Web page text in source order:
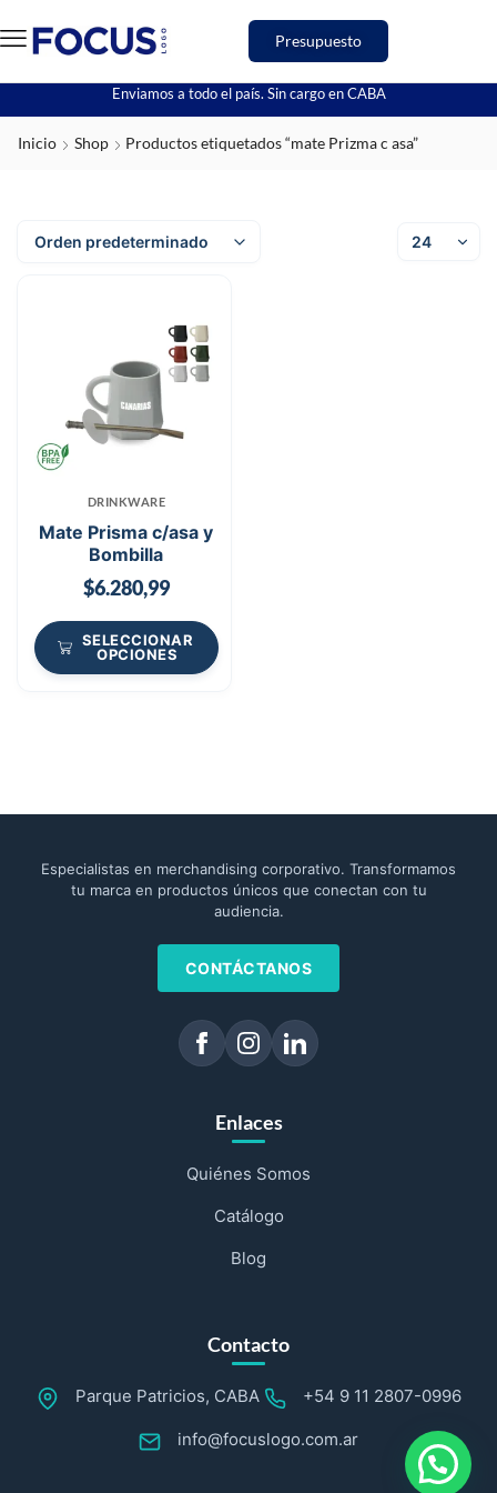
Presupuesto
Enviamos a todo el país. Sin cargo en CABA
Inicio Shop Productos etiquetados “mate Prizma c asa”
DRINKWARE
Mate Prisma c/asa y
Bombilla
$6.280,99
SELECCIONAR
OPCIONES
Especialistas en merchandising corporativo. Transformamos
tu marca en productos únicos que conectan con tu
audiencia.
CONTÁCTANOS
Enlaces
Quiénes Somos
Catálogo
Blog
Contacto
Parque Patricios, CABA +54 9 11 2807-0996
info@focuslogo.com.ar